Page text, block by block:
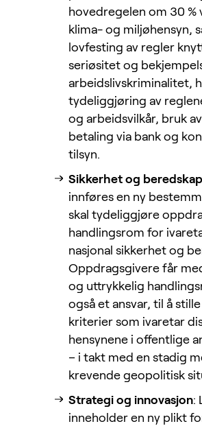
hovedregelen om 30 %
klima- og miljøhensyn,
lovfesting av regler
seriøsitet og
arbeidslivskriminalitet,
tydeliggjøring av
og arbeidsvilkår, bruk
betaling via bank og
tilsyn.
Sikkerhet og beredskap
innføres en ny
skal tydeliggjøre
handlingsrom for
nasjonal sikkerhet og
Oppdragsgivere får
og uttrykkelig
også et ansvar, til å
kriterier som ivaretar
hensynene i offentlige
– i takt med en stadig
krevende geopolitisk
Strategi og innovasjon:
inneholder en ny plikt